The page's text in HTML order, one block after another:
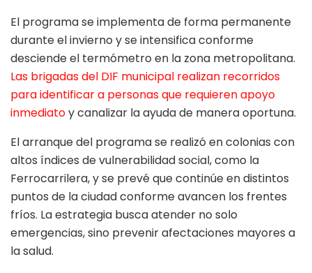
El programa se implementa de forma permanente
durante el invierno y se intensifica conforme
desciende el termómetro en la zona metropolitana.
Las brigadas del DIF municipal realizan recorridos
para identificar a personas que requieren apoyo
inmediatoy canalizar la ayuda de manera oportuna.
El arranque del programa se realizó en colonias con
altos índices de vulnerabilidad social, como la
Ferrocarrilera, y se prevé que continúe en distintos
puntos de la ciudad conforme avancen los frentes
fríos. La estrategia busca atender no solo
emergencias, sino prevenir afectaciones mayores a
la salud.